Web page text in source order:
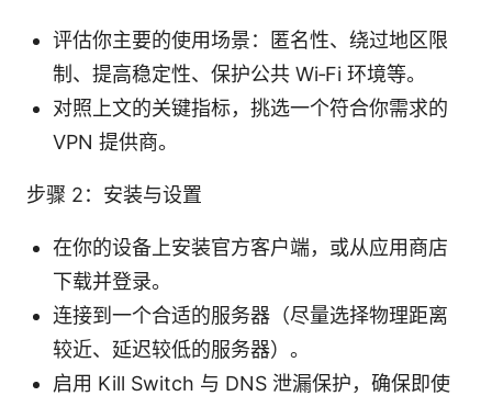
评估你主要的使用场景：匿名性、绕过地区限
制、提高稳定性、保护公共 Wi‑Fi 环境等。
对照上文的关键指标，挑选一个符合你需求的
VPN 提供商。
步骤 2：安装与设置
在你的设备上安装官方客户端，或从应用商店
下载并登录。
连接到一个合适的服务器（尽量选择物理距离
较近、延迟较低的服务器）。
启用 Kill Switch 与 DNS 泄漏保护，确保即使